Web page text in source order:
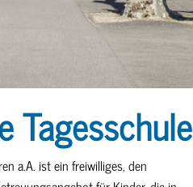
a.A. ist ein freiwilliges, den